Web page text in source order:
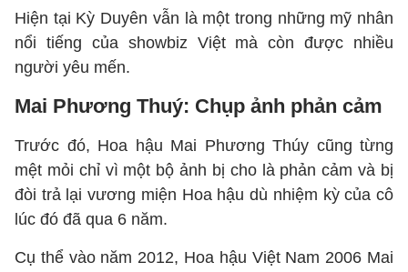
Hiện tại Kỳ Duyên vẫn là một trong những mỹ nhân
nổi tiếng của showbiz Việt mà còn được nhiều
người yêu mến.
Mai Phương Thuý: Chụp ảnh phản cảm
Trước đó, Hoa hậu Mai Phương Thúy cũng từng
mệt mỏi chỉ vì một bộ ảnh bị cho là phản cảm và bị
đòi trả lại vương miện Hoa hậu dù nhiệm kỳ của cô
lúc đó đã qua 6 năm.
Cụ thể vào năm 2012, Hoa hậu Việt Nam 2006 Mai